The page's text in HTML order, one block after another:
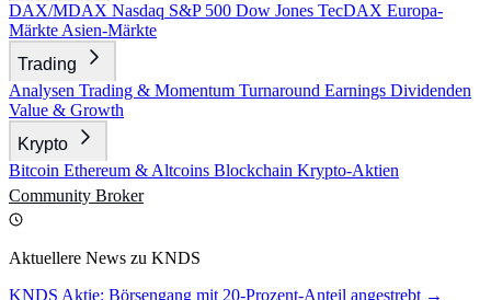
DAX/MDAX Nasdaq S&P 500 Dow Jones TecDAX Europa-
Märkte Asien-Märkte
Trading
Analysen Trading & Momentum Turnaround Earnings Dividenden
Value & Growth
Krypto
Bitcoin Ethereum & Altcoins Blockchain Krypto-Aktien
Community Broker
Aktuellere News zu KNDS
KNDS Aktie: Börsengang mit 20-Prozent-Anteil angestrebt →